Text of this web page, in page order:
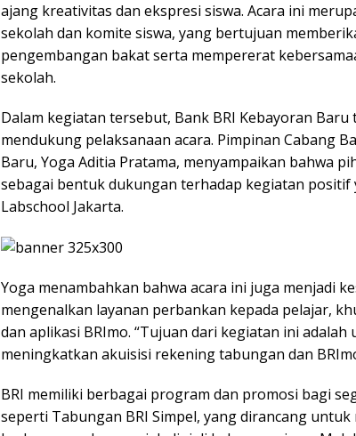
ajang kreativitas dan ekspresi siswa. Acara ini
sekolah dan komite siswa, yang bertujuan
pengembangan bakat serta mempererat
sekolah.
Dalam kegiatan tersebut, Bank BRI Kebayoran
mendukung pelaksanaan acara. Pimpinan Cabang
Baru, Yoga Aditia Pratama, menyampaikan bahwa
sebagai bentuk dukungan terhadap kegiatan positif
Labschool Jakarta.
Yoga menambahkan bahwa acara ini juga menjadi
mengenalkan layanan perbankan kepada pelajar,
dan aplikasi BRImo. “Tujuan dari kegiatan ini adalah
meningkatkan akuisisi rekening tabungan dan
BRI memiliki berbagai program dan promosi bagi
seperti Tabungan BRI Simpel, yang dirancang